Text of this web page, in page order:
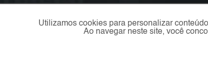
Utilizamos cookies para personalizar
Ao navegar neste site, você